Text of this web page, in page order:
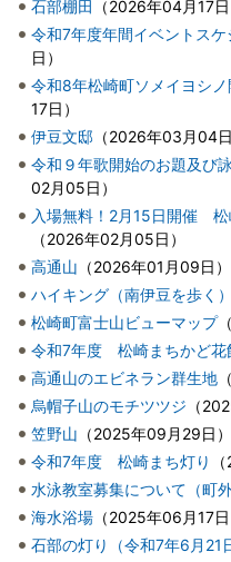
石部棚田
（2026年04月17日
令和7年度年間イベントスケ
日 ）
令和8年松崎町ソメイヨシノ
17日 ）
伊豆文邸 （2026年03月04日
令和９年歌開始のお題及び
02月05日 ）
入場無料！2月15日開催
（2026年02月05日 ）
高通山 （2026年01月09日 ）
ハイキング（南伊豆を歩く）
松崎町富士山ビューマップ（
令和7年度 松崎まちかど花
高通山のエビネラン群生地 （
烏帽子山のモチツツジ （
笠野山 （2025年09月29日 ）
令和7年度 松崎まち灯り
（
水泳教室募集について（町外
海水浴場 （2025年06月17日
石部の灯り（令和7年6月21